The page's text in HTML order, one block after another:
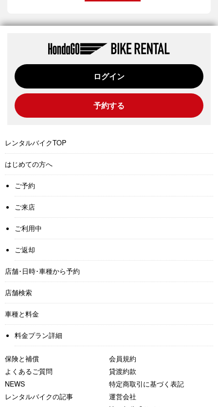
ログイン
予約する
レンタルバイクTOP
はじめての方へ
ご予約
ご来店
ご利用中
ご返却
店舗･日時･車種から予約
店舗検索
車種と料金
料金プラン詳細
保険と補償
よくあるご質問
NEWS
レンタルバイクの記事
会員規約
貸渡約款
特定商取引に基づく表記
運営会社